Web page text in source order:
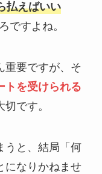
払えばいい
ですよね。
重要ですが、そ
トを受けられる
です。
うと、結局「何
になりかねませ